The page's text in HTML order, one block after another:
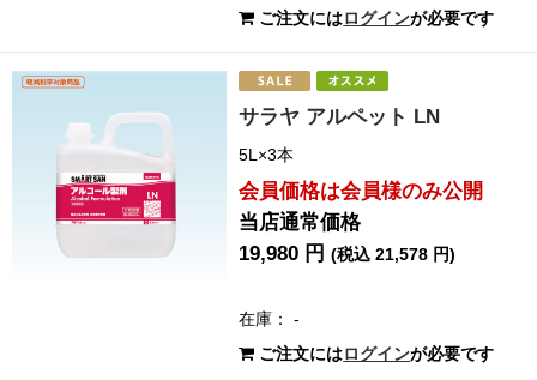
ご注文にはログインが必要です
サラヤ アルペット LN
5L×3本
会員価格は会員様のみ公開
当店通常価格
19,980 円(税込 21,578 円)
在庫： -
ご注文にはログインが必要です